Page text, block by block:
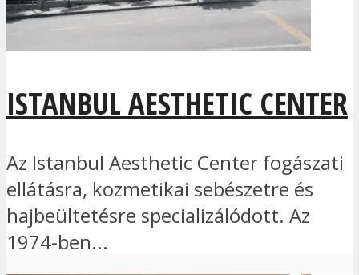
ISTANBUL AESTHETIC CENTER
Az Istanbul Aesthetic Center fogászati
ellátásra, kozmetikai sebészetre és
hajbeültetésre specializálódott. Az
1974-ben...